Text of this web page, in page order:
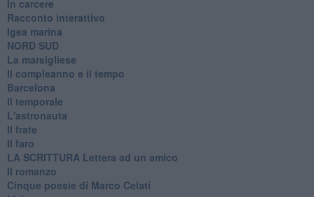
In carcere
Racconto interattivo
Igea marina
​NORD SUD
La marsigliese
Il compleanno e il tempo
Barcelona
Il temporale
L'astronauta
Il frate
Il faro
​LA SCRITTURA Lettera ad un amico
Il romanzo
Cinque poesie di Marco Celati